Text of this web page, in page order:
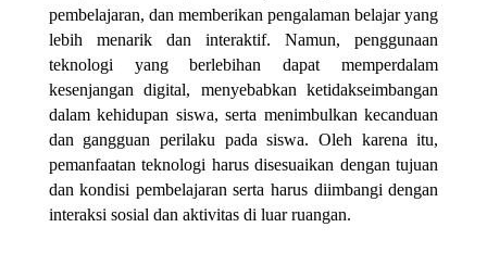
pembelajaran, dan memberikan pengalaman belajar yang
lebih menarik dan interaktif. Namun, penggunaan
teknologi yang berlebihan dapat memperdalam
kesenjangan digital, menyebabkan ketidakseimbangan
dalam kehidupan siswa, serta menimbulkan kecanduan
dan gangguan perilaku pada siswa. Oleh karena itu,
pemanfaatan teknologi harus disesuaikan dengan tujuan
dan kondisi pembelajaran serta harus diimbangi dengan
interaksi sosial dan aktivitas di luar ruangan.